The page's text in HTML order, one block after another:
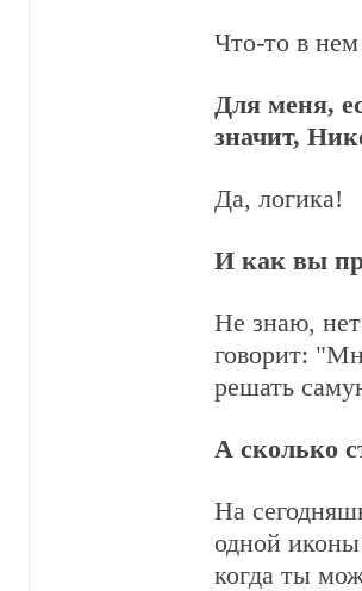
Что-то в нем
Для меня,
значит,
Да, логика!
И как вы
Не знаю,
говорит:
решать
А сколько
На
одной
когда ты